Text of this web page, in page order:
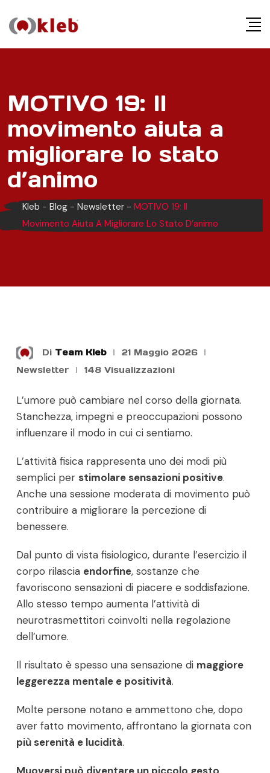
t
MOTIVO 19: Il
movimento aiuta a
migliorare lo stato
d’animo
Kleb - Blog - Newsletter - MOTIVO 19: Il
Movimento Aiuta A Migliorare Lo Stato D’animo
Di Team Kleb
21 Maggio 2026
Newsletter
148 Visualizzazioni
L’umore può cambiare nel corso della giornata.
Stanchezza, impegni e preoccupazioni possono
influenzare il modo in cui ci sentiamo.
L’attività fisica rappresenta uno dei modi più
semplici per stimolare sensazioni positive.
Anche una sessione moderata di movimento può
contribuire a migliorare la percezione di
benessere.
Dal punto di vista fisiologico, durante l’esercizio il
corpo rilascia endorfine, sostanze che
favoriscono sensazioni di piacere e soddisfazione.
Allo stesso tempo aumenta l’attività di
neurotrasmettitori coinvolti nella regolazione
dell’umore.
Il risultato è spesso una sensazione di maggiore
leggerezza mentale e positività.
Molte persone notano e ammettono che, dopo
aver fatto movimento, affrontano la giornata con
più serenità e lucidità.